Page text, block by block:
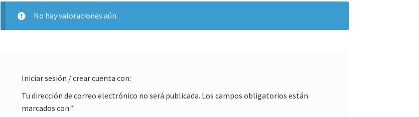
No hay valoraciones aún.
Iniciar sesión / crear cuenta con:
Tu dirección de correo electrónico no será publicada. Los campos obligatorios están
marcados con *